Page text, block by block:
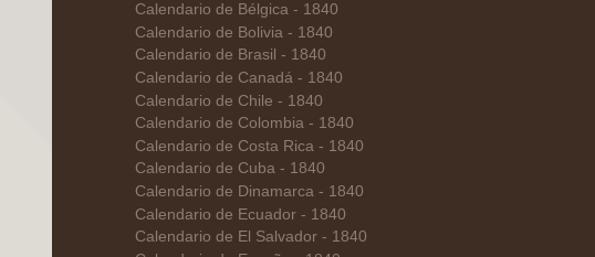
Calendario de Bélgica - 1840
Calendario de Bolivia - 1840
Calendario de Brasil - 1840
Calendario de Canadá - 1840
Calendario de Chile - 1840
Calendario de Colombia - 1840
Calendario de Costa Rica - 1840
Calendario de Cuba - 1840
Calendario de Dinamarca - 1840
Calendario de Ecuador - 1840
Calendario de El Salvador - 1840